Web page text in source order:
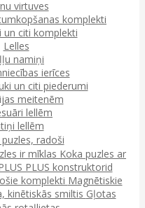
virtuves
komplekti
un citi komplekti
Lelles
namiņi
ierīces
un citi piederumi
meitenēm
lellēm
lellēm
radoši
ir mīklas Koka puzles ar
PLUS konstruktorid
komplekti Magnētiskie
kinētiskās smiltis Gļotas